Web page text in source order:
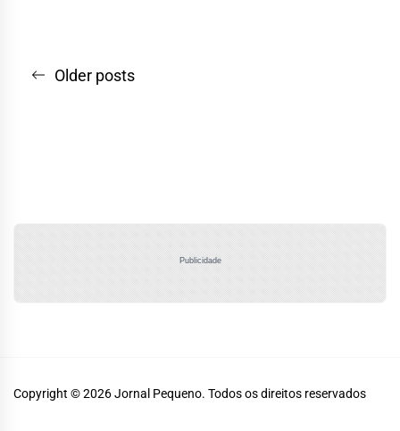
Navegação
Older posts
Publicidade
Copyright © 2026Jornal Pequeno. Todos os direitos reservados